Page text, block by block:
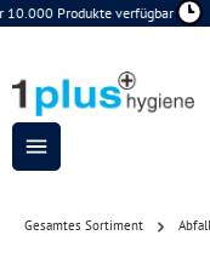
Zum Hauptinhalt springen
10.000 Produkte verfügbar
Gesamtes Sortiment